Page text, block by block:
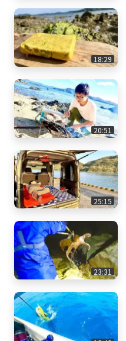
18:29
20:51
25:15
23:31